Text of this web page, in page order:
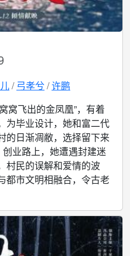
弓孝兮 许鹏
窝飞出的金凤凰”，有着
为毕业设计，她和富二代
的日渐凋敝，选择留下来
创业路上，她遭遇封建迷
村民的误解和爱情的波
都市文明相融合，令古老